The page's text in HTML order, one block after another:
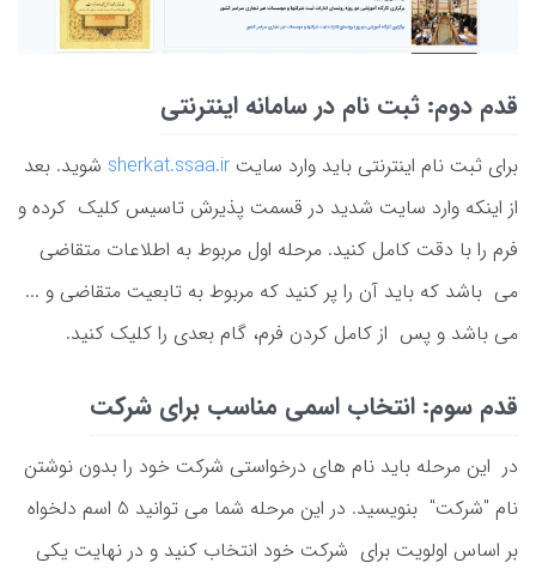
قدم دوم: ثبت نام در سامانه اینترنتی
برای ثبت نام اینترنتی باید وارد سایت sherkat.ssaa.ir شوید. بعد
از اینکه وارد سایت شدید در قسمت پذیرش تاسیس کلیک کرده و
فرم را با دقت کامل کنید. مرحله اول مربوط به اطلاعات متقاضی
می باشد که باید آن را پر کنید که مربوط به تابعیت متقاضی و ...
می باشد و پس از کامل کردن فرم، گام بعدی را کلیک کنید.
قدم سوم: انتخاب اسمی مناسب برای شرکت
در این مرحله باید نام های درخواستی شرکت خود را بدون نوشتن
نام "شرکت" بنویسید. در این مرحله شما می توانید 5 اسم دلخواه
بر اساس اولویت برای شرکت خود انتخاب کنید و در نهایت یکی